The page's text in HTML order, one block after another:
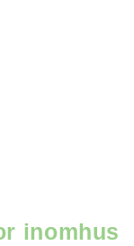
inomhus